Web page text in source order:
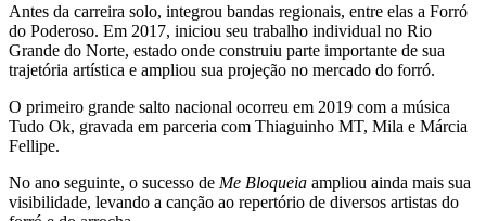
Antes da carreira solo, integrou bandas regionais, entre elas a Forró
do Poderoso. Em 2017, iniciou seu trabalho individual no Rio
Grande do Norte, estado onde construiu parte importante de sua
trajetória artística e ampliou sua projeção no mercado do forró.
O primeiro grande salto nacional ocorreu em 2019 com a música
Tudo Ok, gravada em parceria com Thiaguinho MT, Mila e Márcia
Fellipe.
No ano seguinte, o sucesso de Me Bloqueia ampliou ainda mais sua
visibilidade, levando a canção ao repertório de diversos artistas do